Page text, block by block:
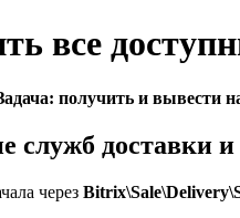
все
получить и вывести
служб доставки
через